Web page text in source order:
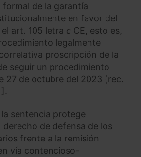
de la garantía
en favor del
art. 105 letra c CE, esto es,
legalmente
proscripción de la
seguir un procedimiento
27 de octubre del 2023 (rec.
sentencia protege
derecho de defensa de los
frente a la remisión
vía contencioso-